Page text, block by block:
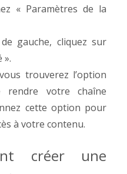
« Paramètres de la
gauche, cliquez sur
».
trouverez l’option
rendre votre chaîne
cette option pour
à votre contenu.
créer une